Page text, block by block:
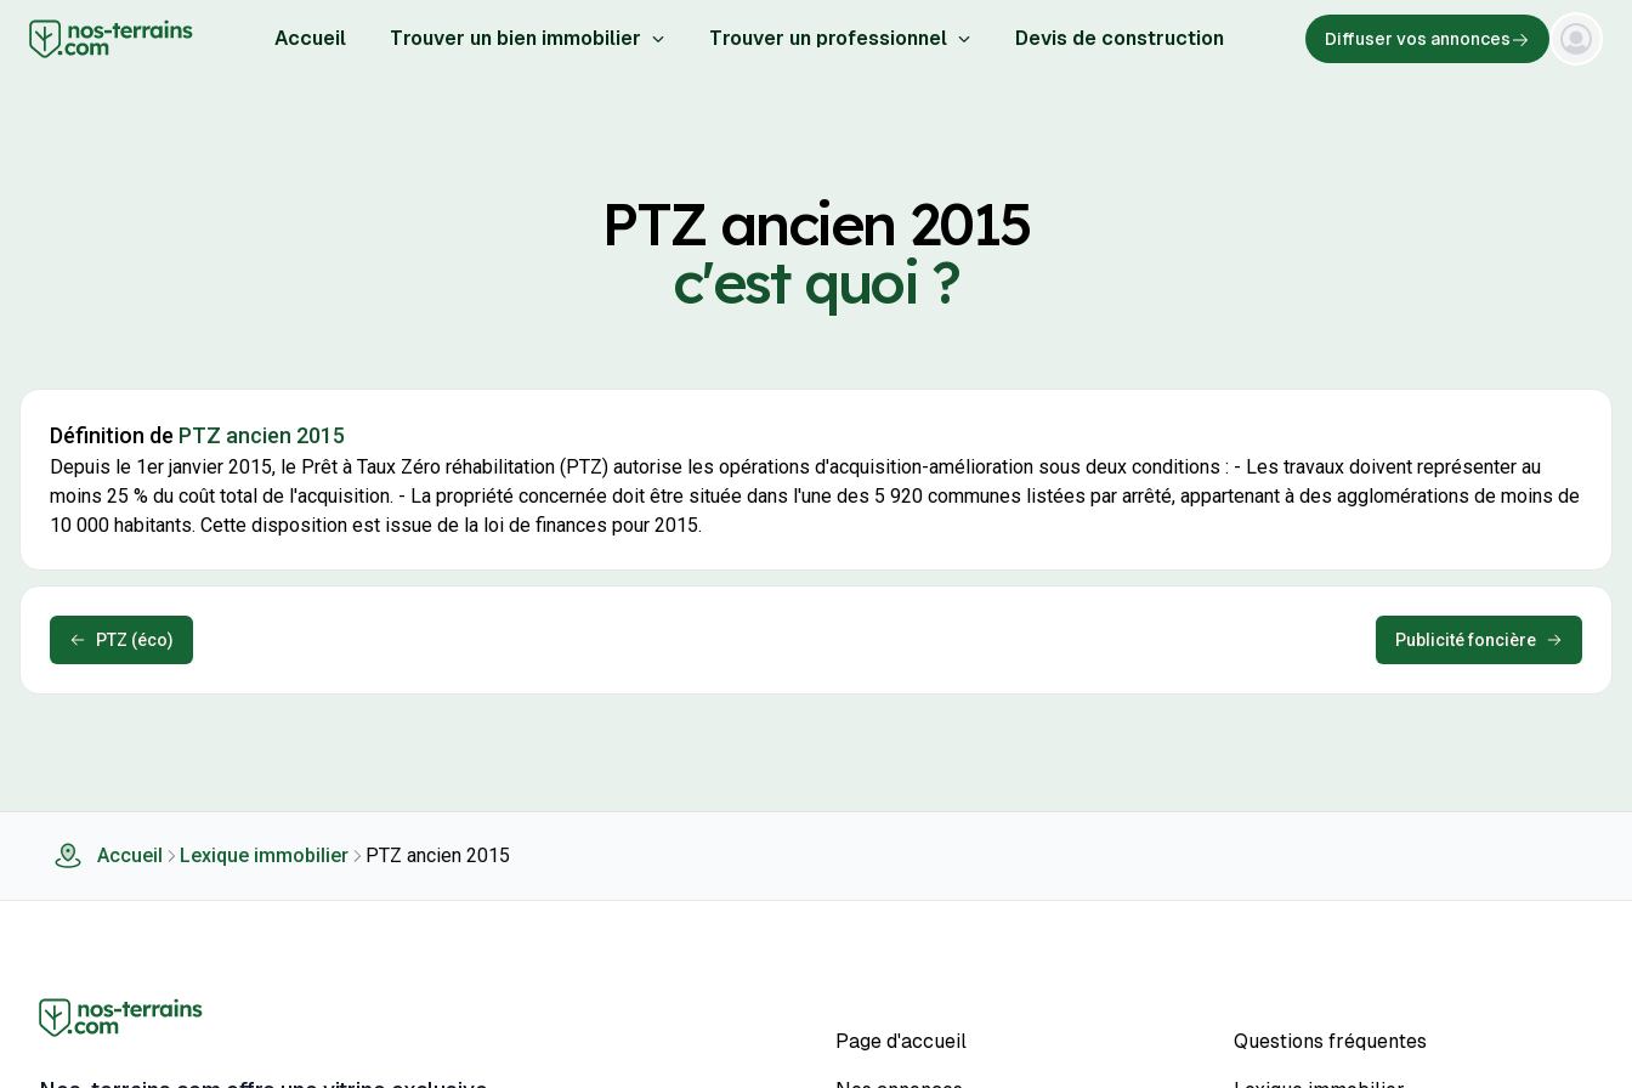
Accueil Trouver un bien immobilier Trouver un professionnel Devis de construction Diffuser vos annonces
PTZ ancien 2015
c'est quoi ?
Définition de PTZ ancien 2015
Depuis le 1er janvier 2015, le Prêt à Taux Zéro réhabilitation (PTZ) autorise les opérations d'acquisition-amélioration sous deux conditions : - Les travaux doivent représenter au
moins 25 % du coût total de l'acquisition. - La propriété concernée doit être située dans l'une des 5 920 communes listées par arrêté, appartenant à des agglomérations de moins de
10 000 habitants. Cette disposition est issue de la loi de finances pour 2015.
PTZ (éco) Publicité foncière
Accueil Lexique immobilier PTZ ancien 2015
Page d'accueil Questions fréquentes